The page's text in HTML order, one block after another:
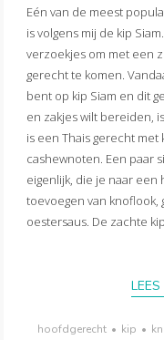
Eén van de meest
is volgens mij de kip
verzoekjes om met een
gerecht te komen.
bent op kip Siam en dit
en zakjes wilt bereiden,
is een Thais gerecht met
cashewnoten. Een paar
eigenlijk, die je naar
toevoegen van knoflook,
oestersaus. De zachte
hoofdgerecht • kip •